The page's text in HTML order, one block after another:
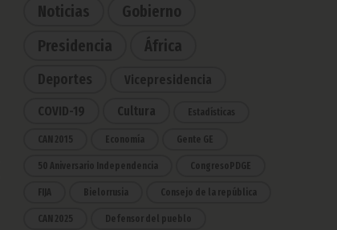
Noticias
Gobierno
Presidencia
África
Deportes Vicepresidencia
COVID-19 Cultura Estadísticas
CAN 2015 Economía Gente GE
50 Aniversario Independencia CongresoPDGE
FIJA Bielorrusia Consejo de la república
CAN 2025 Defensor del pueblo